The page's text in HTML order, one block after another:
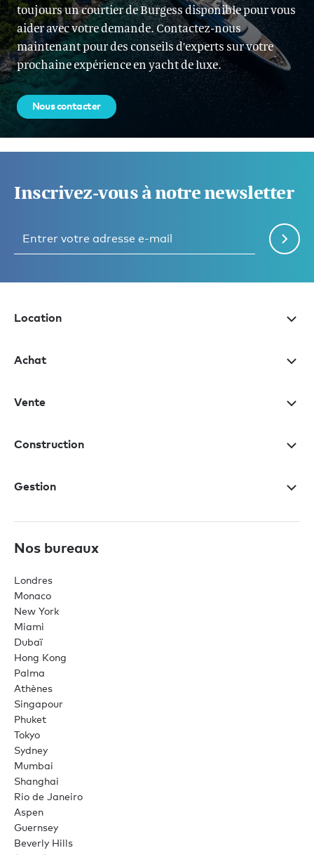
toujours un courtier de Burgess disponible pour vous
aider avec votre demande. Contactez-nous
maintenant pour des conseils d'experts sur votre
prochaine expérience en yacht de luxe.
Nous contacter
Inscrivez-vous à notre newsletter
Location
Achat
Vente
Construction
Gestion
Nos bureaux
Londres
Monaco
New York
Miami
Dubaï
Hong Kong
Palma
Athènes
Singapour
Phuket
Tokyo
Sydney
Mumbai
Shanghai
Rio de Janeiro
Aspen
Guernsey
Beverly Hills